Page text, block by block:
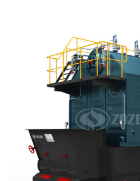
мощность продукта: 58-116 МВт